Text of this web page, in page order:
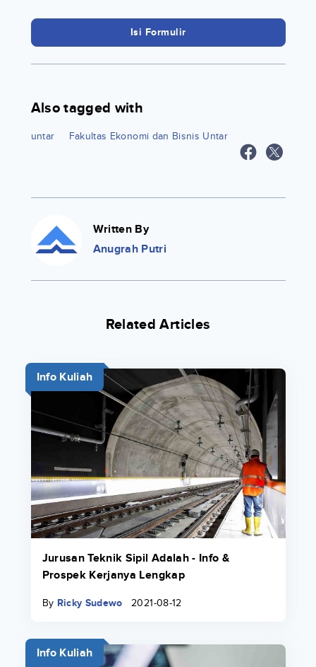
Isi Formulir
Also tagged with
untar Fakultas Ekonomi dan Bisnis Untar
Written By
Anugrah Putri
Related Articles
Info Kuliah
Jurusan Teknik Sipil Adalah - Info &
Prospek Kerjanya Lengkap
By Ricky Sudewo 2021-08-12
Info Kuliah